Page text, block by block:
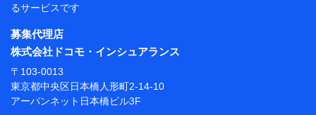
当社
株式会社NTTドコモ・フィナンシャルグループ
【利用目的】
当社または株式会社NTTドコモ・フィナンシャルグルー
プが提供する保険関連サービスにおけるユーザー登録受
付および管理のため
当社または株式会社NTTドコモ・フィナンシャルグルー
るサービスです
募集代理店
株式会社ドコモ・インシュアランス
〒103-0013
東京都中央区日本橋人形町2-14-10
アーバンネット日本橋ビル3F